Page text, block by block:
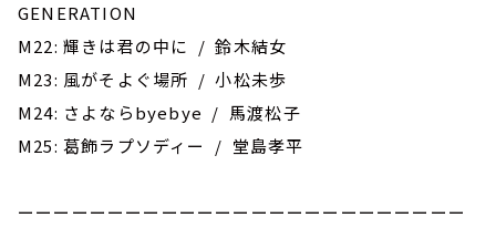
GENERATION
M22: 輝きは君の中に / 鈴木結女
M23: 風がそよぐ場所 / 小松未歩
M24: さよならbyebye / 馬渡松子
M25: 葛飾ラプソディー / 堂島孝平
ーーーーーーーーーーーーーーーーーーーーーーーーー